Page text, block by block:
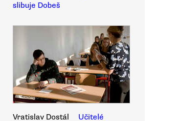
slibuje Dobeš
Vratislav Dostál
Učitelé